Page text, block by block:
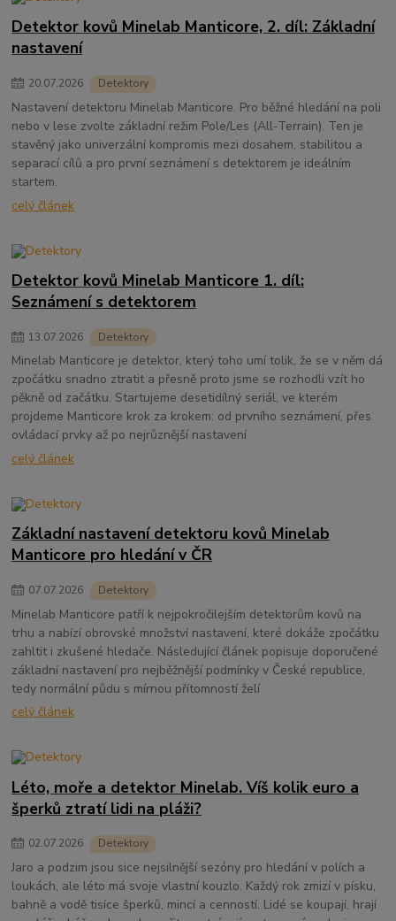
Detektor kovů Minelab Manticore, 2. díl: Základní
nastavení
20.07.2026 Detektory
Nastavení detektoru Minelab Manticore. Pro běžné hledání na poli
nebo v lese zvolte základní režim Pole/Les (All-Terrain). Ten je
stavěný jako univerzální kompromis mezi dosahem, stabilitou a
separací cílů a pro první seznámení s detektorem je ideálním
startem.
celý článek
Detektor kovů Minelab Manticore 1. díl:
Seznámení s detektorem
13.07.2026 Detektory
Minelab Manticore je detektor, který toho umí tolik, že se v něm dá
zpočátku snadno ztratit a přesně proto jsme se rozhodli vzít ho
pěkně od začátku. Startujeme desetidílný seriál, ve kterém
projdeme Manticore krok za krokem: od prvního seznámení, přes
ovládací prvky až po nejrůznější nastavení
celý článek
Základní nastavení detektoru kovů Minelab
Manticore pro hledání v ČR
07.07.2026 Detektory
Minelab Manticore patří k nejpokročilejším detektorům kovů na
trhu a nabízí obrovské množství nastavení, které dokáže zpočátku
zahltit i zkušené hledače. Následující článek popisuje doporučené
základní nastavení pro nejběžnější podmínky v České republice,
tedy normální půdu s mírnou přítomností želí
celý článek
Léto, moře a detektor Minelab. Víš kolik euro a
šperků ztratí lidi na pláži?
02.07.2026 Detektory
Jaro a podzim jsou sice nejsilnější sezóny pro hledání v polích a
loukách, ale léto má svoje vlastní kouzlo. Každý rok zmizí v písku,
bahně a vodě tisíce šperků, mincí a cenností. Lidé se koupají, hrají